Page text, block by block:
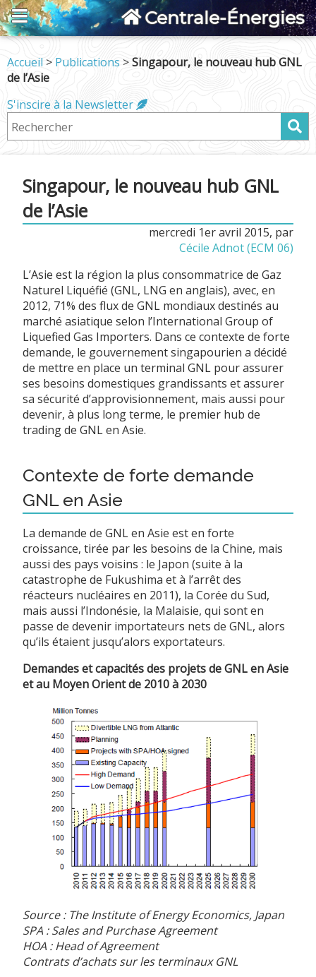
Centrale-Énergies
Accueil > Publications >Singapour, le nouveau hub GNL
de l’Asie
S'inscire à la Newsletter
Singapour, le nouveau hub GNL
de l’Asie
mercredi 1er avril 2015, par
Cécile Adnot (ECM 06)
L’Asie est la région la plus consommatrice de Gaz
Naturel Liquéfié (GNL, LNG en anglais), avec, en
2012, 71% des flux de GNL mondiaux destinés au
marché asiatique selon l’International Group of
Liquefied Gas Importers. Dans ce contexte de forte
demande, le gouvernement singapourien a décidé
de mettre en place un terminal GNL pour assurer
ses besoins domestiques grandissants et assurer
sa sécurité d’approvisionnement, mais aussi pour
devenir, à plus long terme, le premier hub de
trading de GNL en Asie.
Contexte de forte demande
GNL en Asie
La demande de GNL en Asie est en forte
croissance, tirée par les besoins de la Chine, mais
aussi des pays voisins : le Japon (suite à la
catastrophe de Fukushima et à l’arrêt des
réacteurs nucléaires en 2011), la Corée du Sud,
mais aussi l’Indonésie, la Malaisie, qui sont en
passe de devenir importateurs nets de GNL, alors
qu’ils étaient jusqu’alors exportateurs.
Demandes et capacités des projets de GNL en Asie
et au Moyen Orient de 2010 à 2030
Source : The Institute of Energy Economics, Japan
SPA : Sales and Purchase Agreement
HOA : Head of Agreement
Contrats d’achats sur les terminaux GNL